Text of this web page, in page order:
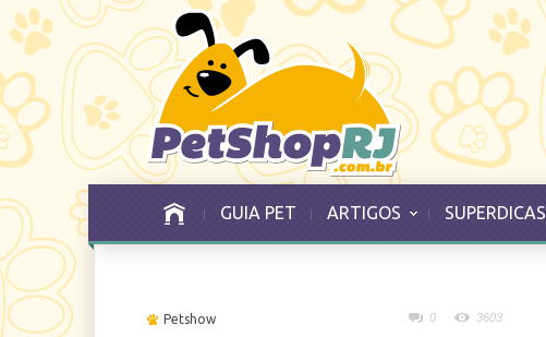
GUIA PET ARTIGOS SUPERDICAS
Petshow 0 3603